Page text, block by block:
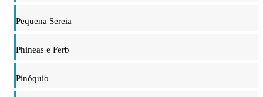
Pequena Sereia
Phineas e Ferb
Pinóquio